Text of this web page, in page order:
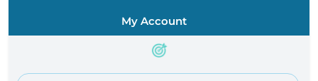
My Account